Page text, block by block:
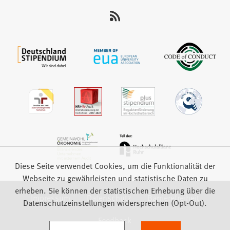
Impressum Datenschutz
Barrierefreiheit
Feedback
Diese Seite verwendet Cookies, um die Funktionalität der
Webseite zu gewährleisten und statistische Daten zu
erheben. Sie können der statistischen Erhebung über die
Datenschutzeinstellungen widersprechen (Opt-Out).